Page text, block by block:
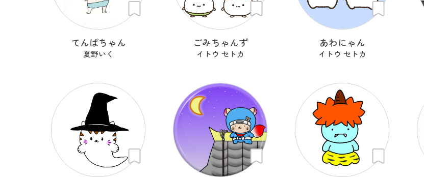
てんぱちゃん
夏野いく
ごみちゃんず
イトウ セトカ
あわにゃん
イトウ セトカ